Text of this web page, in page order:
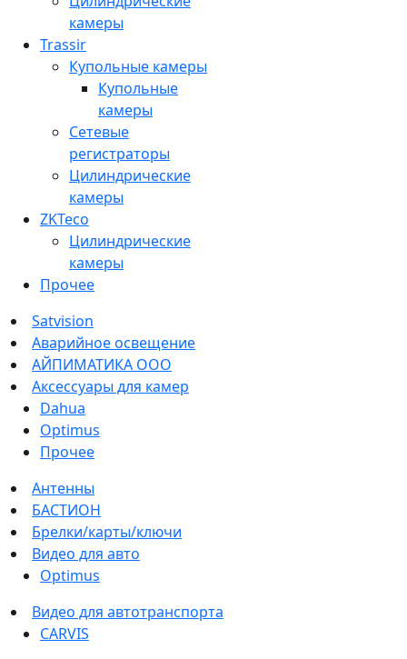
камеры
Trassir
Купольные камеры
Купольные
камеры
Сетевые
регистраторы
Цилиндрические
камеры
ZKTeco
Цилиндрические
камеры
Прочее
Satvision
Аварийное освещение
АЙПИМАТИКА ООО
Аксессуары для камер
Dahua
Optimus
Прочее
Антенны
БАСТИОН
Брелки/карты/ключи
Видео для авто
Optimus
Видео для автотранспорта
CARVIS